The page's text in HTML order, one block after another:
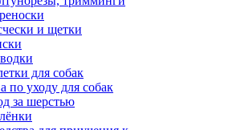
и щетки
для собак
по уходу для собак
за шерстью